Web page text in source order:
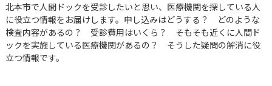
北本市で人間ドックを受診したいと思い、医療機関を探している人
に役立つ情報をお届けします。申し込みはどうする？ どのような
検査内容があるの？ 受診費用はいくら？ そもそも近くに人間ド
ックを実施している医療機関があるの？ そうした疑問の解消に役
立つ情報です。